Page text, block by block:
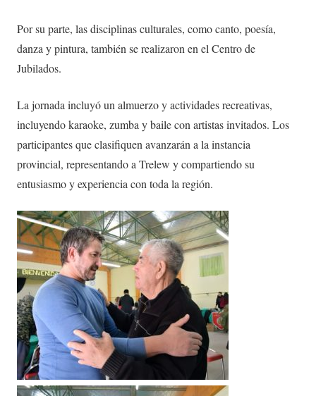
Por su parte, las disciplinas culturales, como canto, poesía,
danza y pintura, también se realizaron en el Centro de
Jubilados.
La jornada incluyó un almuerzo y actividades recreativas,
incluyendo karaoke, zumba y baile con artistas invitados. Los
participantes que clasifiquen avanzarán a la instancia
provincial, representando a Trelew y compartiendo su
entusiasmo y experiencia con toda la región.